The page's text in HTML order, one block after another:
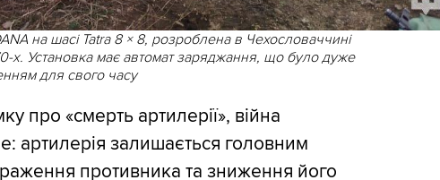
на шасі Tatra 8 × 8, розроблена в Чехословаччині
х. Установка має автомат заряджання, що було дуже
для свого часу
про «смерть артилерії», війна
артилерія залишається головним
противника та зниження його